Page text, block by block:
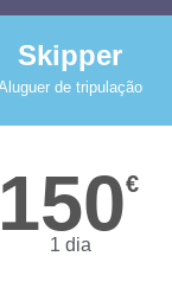
Skipper
de tripulação
150€
1 dia